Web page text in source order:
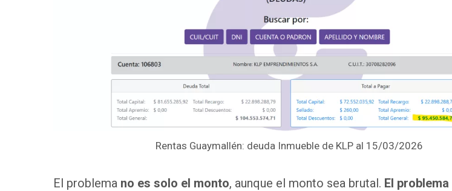
Rentas Guaymallén: deuda Inmueble de KLP al 15/03/2026
El problema no es solo el monto, aunque el monto sea brutal. El problema